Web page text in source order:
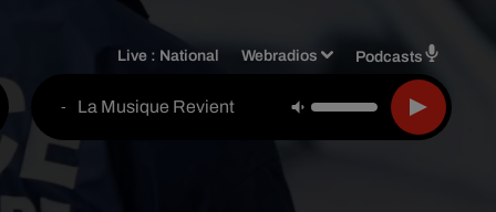
Live : National Webradios Podcasts
- La Musique Revient